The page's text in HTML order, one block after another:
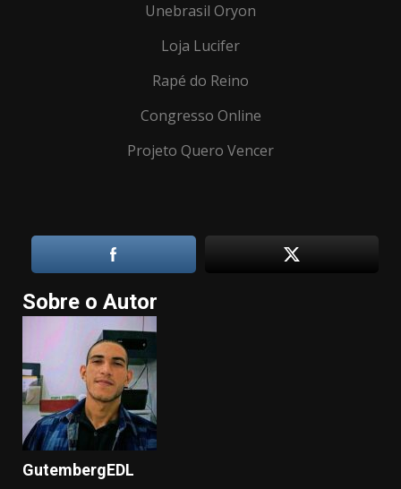
Unebrasil Oryon
Loja Lucifer
Rapé do Reino
Congresso Online
Projeto Quero Vencer
Sobre o Autor
GutembergEDL